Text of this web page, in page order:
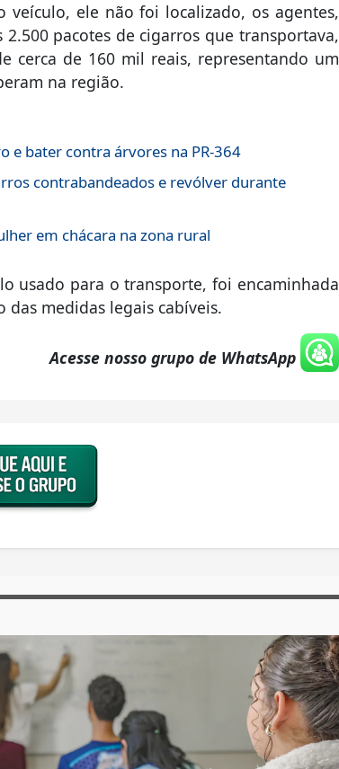
ele não foi localizado, os agentes,
pacotes de cigarros que transportava,
cerca de 160 mil reais, representando um
na região.
bater contra árvores na PR-364
contrabandeados e revólver durante
em chácara na zona rural
usado para o transporte, foi encaminhada
das medidas legais cabíveis.
Acesse nosso grupo de WhatsApp